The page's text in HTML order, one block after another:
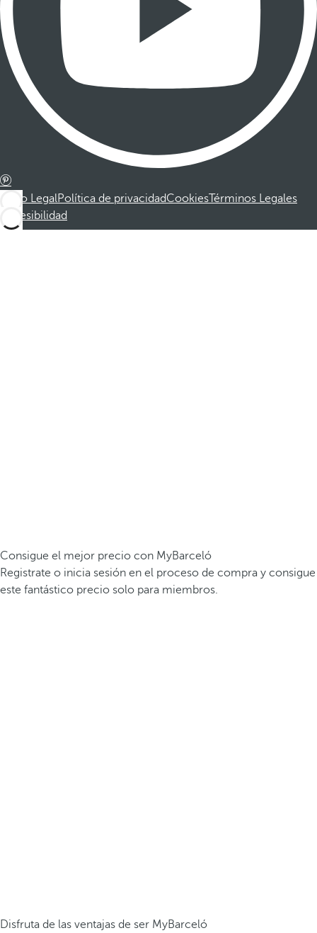
Aviso LegalPolítica de privacidadCookiesTérminos Legales
Accesibilidad
Consigue el mejor precio con MyBarceló
Registrate o inicia sesión en el proceso de compra y consigue
este fantástico precio solo para miembros.
Disfruta de las ventajas de ser MyBarceló